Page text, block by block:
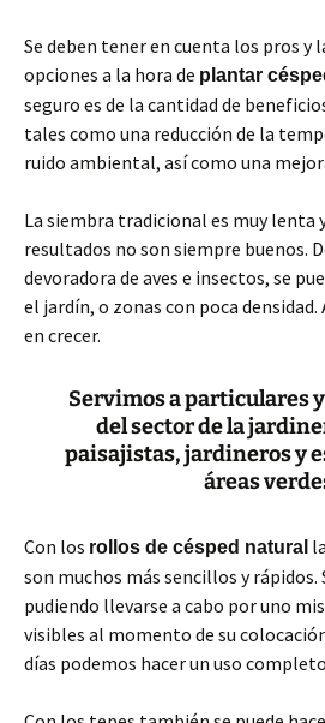
Se deben tener en cuenta los pros y
opciones a la hora de plantar
seguro es de la cantidad de
tales como una reducción de la
ruido ambiental, así como una
La siembra tradicional es muy lenta
resultados no son siempre buenos.
devoradora de aves e insectos, se
el jardín, o zonas con poca densidad.
en crecer.
Servimos a particulares
del sector de la
paisajistas, jardineros y
áreas
Con los rollos de césped natural
son muchos más sencillos y
pudiendo llevarse a cabo por uno
visibles al momento de su
días podemos hacer un uso